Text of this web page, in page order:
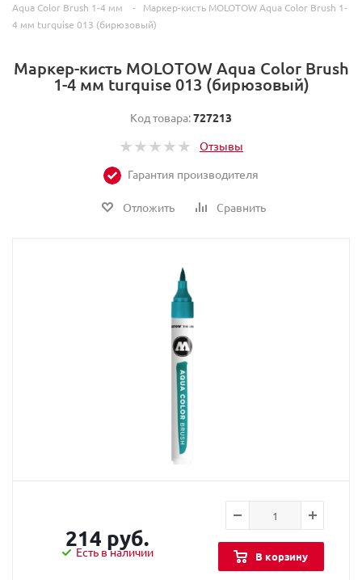
Aqua Color Brush 1-4 мм
-
Маркер-кисть MOLOTOW Aqua Color Brush 1-
4 мм turquise 013 (бирюзовый)
Маркер-кисть MOLOTOW Aqua Color Brush
1-4 мм turquise 013 (бирюзовый)
Код товара:727213
Отзывы
Гарантия производителя
Отложить Сравнить
214 руб.
Есть в наличии В корзину